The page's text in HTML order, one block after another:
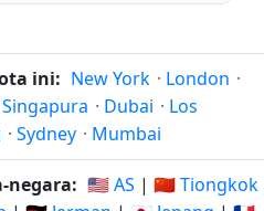
ini: New York · London ·
Singapura · Dubai · Los
· Sydney · Mumbai
negara: 🇺🇸 AS | 🇨🇳 Tiongkok